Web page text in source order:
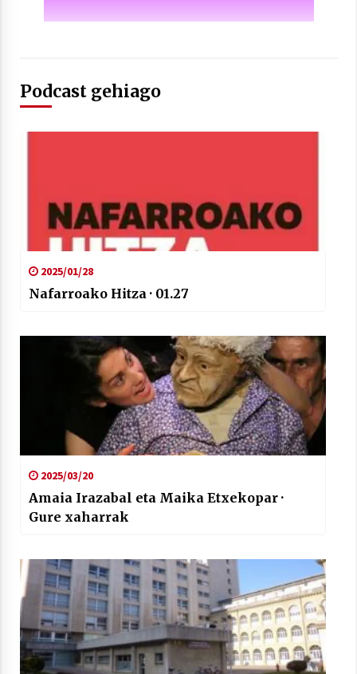
Telebistaren eskutik
2021/06/30
Podcast gehiago
2025/01/28
Nafarroako Hitza · 01.27
2025/03/20
Amaia Irazabal eta Maika Etxekopar ·
Gure xaharrak